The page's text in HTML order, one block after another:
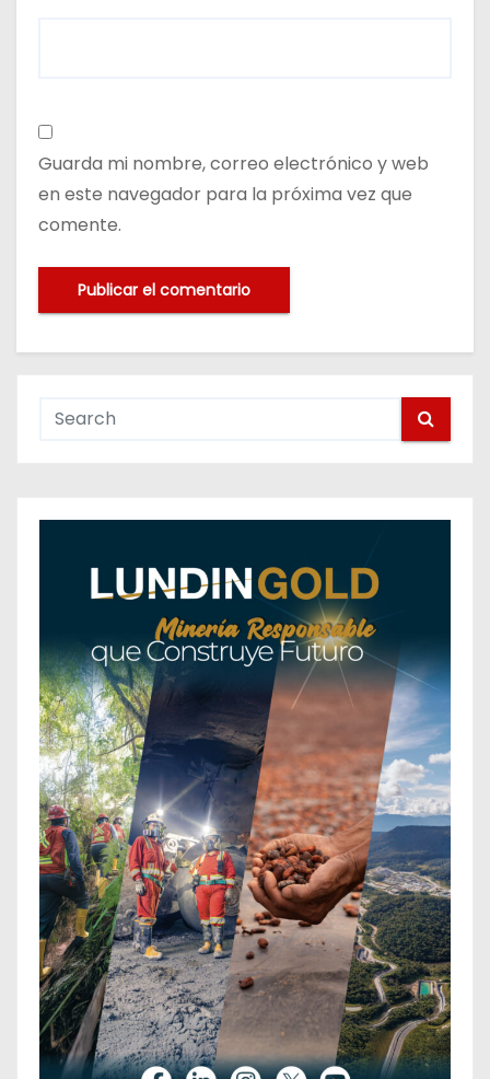
Guarda mi nombre, correo electrónico y web
en este navegador para la próxima vez que
comente.